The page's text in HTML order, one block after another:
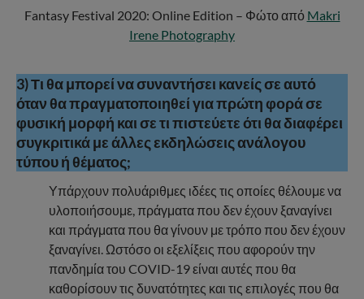
Fantasy Festival 2020: Online Edition – Φώτο από Makri
Irene Photography
3) Τι θα μπορεί να συναντήσει κανείς σε αυτό
όταν θα πραγματοποιηθεί για πρώτη φορά σε
φυσική μορφή και σε τι πιστεύετε ότι θα διαφέρει
συγκριτικά με άλλες εκδηλώσεις ανάλογου
τύπου ή θέματος;
Υπάρχουν πολυάριθμες ιδέες τις οποίες θέλουμε να
υλοποιήσουμε, πράγματα που δεν έχουν ξαναγίνει
και πράγματα που θα γίνουν με τρόπο που δεν έχουν
ξαναγίνει. Ωστόσο οι εξελίξεις που αφορούν την
πανδημία του COVID-19 είναι αυτές που θα
καθορίσουν τις δυνατότητες και τις επιλογές που θα